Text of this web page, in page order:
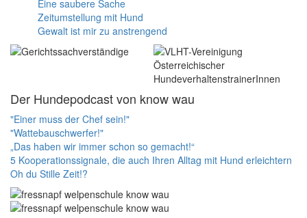
Eine saubere Sache
Zeitumstellung mit Hund
Gewalt ist mir zu anstrengend
Der Hundepodcast von know wau
"Einer muss der Chef sein!"
"Wattebauschwerfer!"
„Das haben wir immer schon so gemacht!“
5 Kooperationssignale, die auch Ihren Alltag mit Hund erleichtern
Oh du Stille Zeit!?